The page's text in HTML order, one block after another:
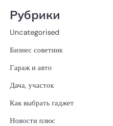
Рубрики
Uncategorised
Бизнес советник
Гараж и авто
Дача, участок
Как выбрать гаджет
Новости плюс